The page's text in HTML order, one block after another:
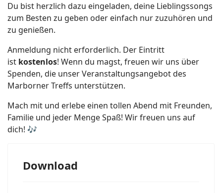
Du bist herzlich dazu eingeladen, deine Lieblingssongs
zum Besten zu geben oder einfach nur zuzuhören und
zu genießen.
Anmeldung nicht erforderlich. Der Eintritt
ist kostenlos! Wenn du magst, freuen wir uns über
Spenden, die unser Veranstaltungsangebot des
Marborner Treffs unterstützen.
Mach mit und erlebe einen tollen Abend mit Freunden,
Familie und jeder Menge Spaß! Wir freuen uns auf
dich! 🎶
Download